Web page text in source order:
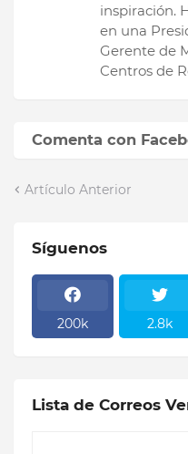
inspiración.
en una
Gerente de
Centros de
Comenta con
Artículo Anterior
Síguenos
200k 2.8k
Lista de Correos